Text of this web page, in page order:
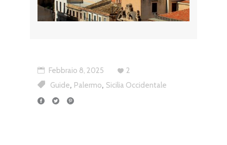
Febbraio 8, 2025
2
Guide, Palermo, Sicilia Occidentale